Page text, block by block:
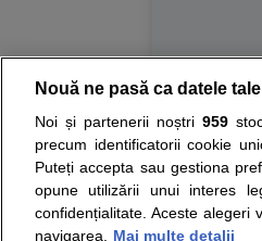
Resurse:
Opiniile
nici
ii punem la
Nouă ne pasă ca datele
Noi și partenerii noștri 959
precum identificatorii cookie
Puteți accepta sau gestiona
opune utilizării unui interes
confidențialitate. Aceste alegeri
navigarea.
Mai multe detalii